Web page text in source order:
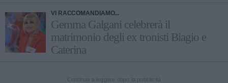
VI RACCOMANDIAMO...
Gemma Galgani celebrerà il
matrimonio degli ex tronisti Biagio e
Caterina